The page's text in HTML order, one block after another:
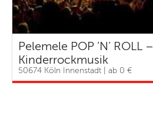
Pelemele POP ’N’ ROLL –
Kinderrockmusik
50674 Köln Innenstadt | ab 0 €